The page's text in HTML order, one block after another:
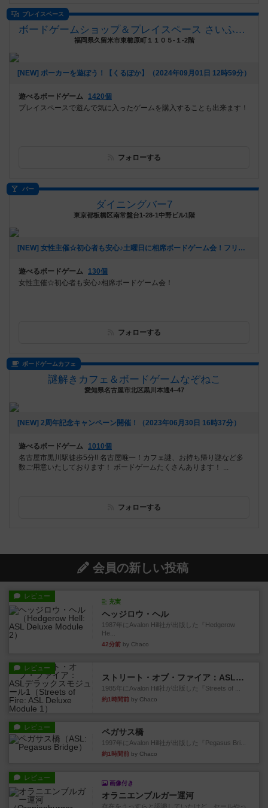
プレイスペース
ボードゲームショップ＆プレイスペース さいふる[xi-full]
福岡県久留米市東櫛原町１１０５-１-2階
[NEW] ポーカーを遊ぼう！【くるぽか】（2024年09月01日 12時59分）
遊べるボードゲーム
1420個
プレイスペースで遊んで気に入ったゲームを購入することも出来ます！
フォローする
バー
ダイニングバー7
東京都板橋区南常盤台1-28-1中野ビル1階
[NEW] 女性主催☆初心者も安心♪土曜日に相席ボードゲーム会！フリータイム制、遊び放題！（2024年08月10日 15時13分）
遊べるボードゲーム
130個
女性主催☆初心者も安心♪相席ボードゲーム会！
フォローする
ボードゲームカフェ
謎解きカフェ＆ボードゲームなぞねこ
愛知県名古屋市北区黒川本通4−47
[NEW] 2周年記念キャンペーン開催！（2023年06月30日 16時37分）
遊べるボードゲーム
1010個
名古屋市黒川駅徒歩5分!! 名古屋唯一！カフェ謎、お持ち帰り謎など多
数ご用意いたしております！ ボードゲームたくさんあります！ ...
フォローする
会員の新しい投稿
レビュー
充実
ヘッジロウ・ヘル
1987年にAvalon Hill社が出版した『Hedgerow
He...
42分前 by Chaco
レビュー
ストリート・オブ・ファイア：ASLデラックスモジュール1
1985年にAvalon Hill社が出版した『Streets of ...
約1時間前 by Chaco
レビュー ペガサス橋
1997年にAvalon Hill社が出版した『Pegasus Bri...
約1時間前 by Chaco
レビュー
画像付き
オラニエンブルガー運河
存在をうっすらと認識していたけど、セールやっ